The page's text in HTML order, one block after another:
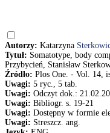
Autorzy: Katarzyna
Tytuł: Somatotype, body
Przybycień, Stanisław
Źródło: Plos One. - Vol. 14,
Uwagi: 5 ryc., 5 tab.
Uwagi: Odczyt dok.:
Uwagi: Bibliogr. s. 19-21
Uwagi: Dostępny w formie
Uwagi: Streszcz. ang.